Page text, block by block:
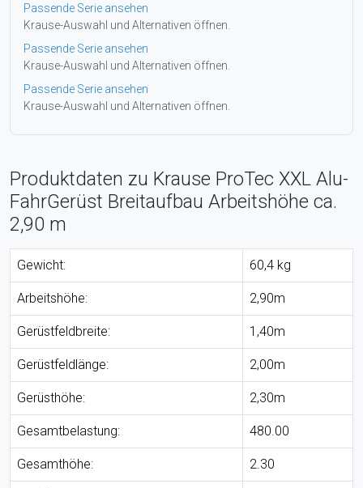
Passende Serie ansehen
Krause-Auswahl und Alternativen öffnen.
Passende Serie ansehen
Krause-Auswahl und Alternativen öffnen.
Passende Serie ansehen
Krause-Auswahl und Alternativen öffnen.
Produktdaten zu Krause ProTec XXL Alu-
FahrGerüst Breitaufbau Arbeitshöhe ca.
2,90 m
Gewicht: 60,4 kg
Arbeitshöhe: 2,90m
Gerüstfeldbreite: 1,40m
Gerüstfeldlänge: 2,00m
Gerüsthöhe: 2,30m
Gesamtbelastung: 480.00
Gesamthöhe: 2.30